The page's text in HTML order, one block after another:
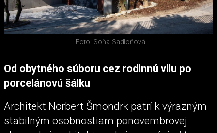
Foto: Soňa Sadloňová
Od obytného súboru cez rodinnú vilu po
porcelánovú šálku
Architekt Norbert Šmondrk patrí k výrazným
stabilným osobnostiam ponovembrovej